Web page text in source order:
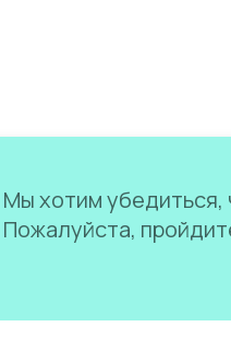
Мы хотим убедиться,
Пожалуйста,